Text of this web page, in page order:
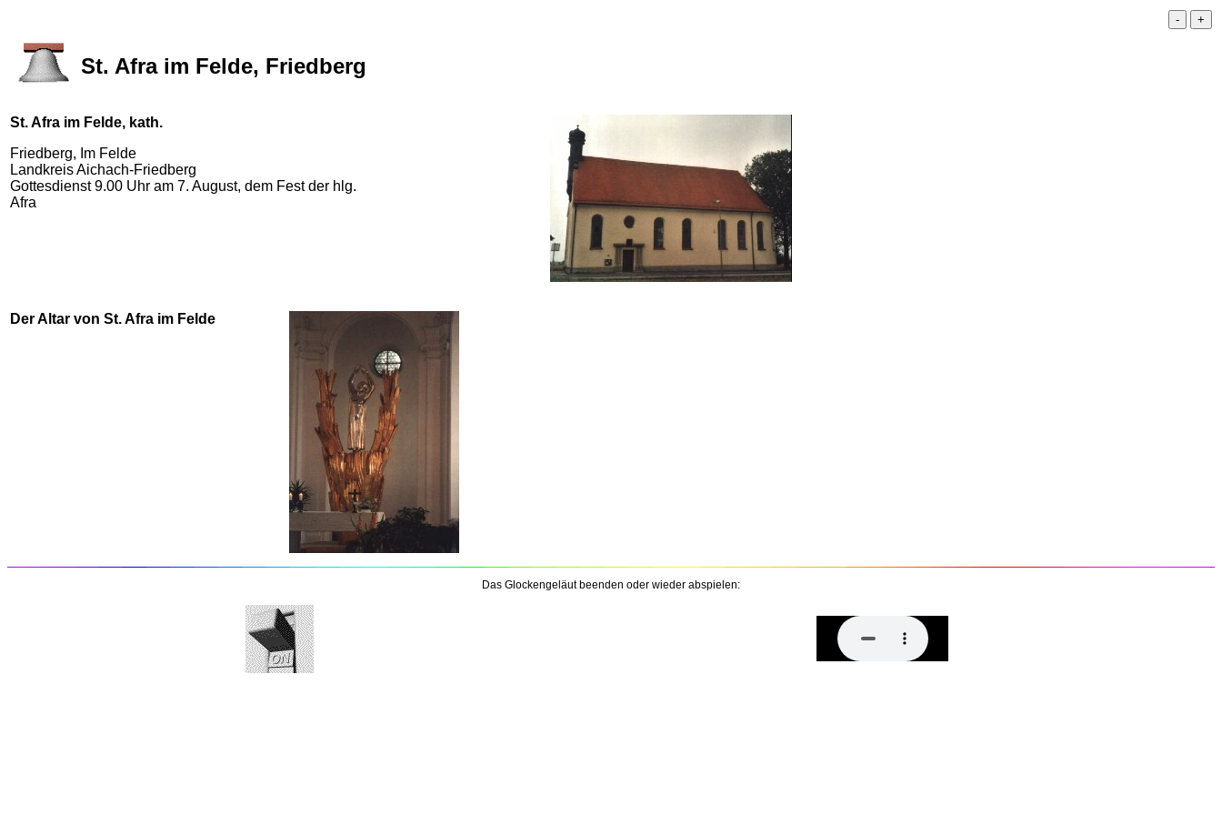
St. Afra im Felde, Friedberg
St. Afra im Felde, kath.
Friedberg, Im Felde
Landkreis Aichach-Friedberg
Gottesdienst 9.00 Uhr am 7. August, dem Fest der hlg.
Afra
Der Altar von St. Afra im Felde
Das Glockengeläut beenden oder wieder abspielen: